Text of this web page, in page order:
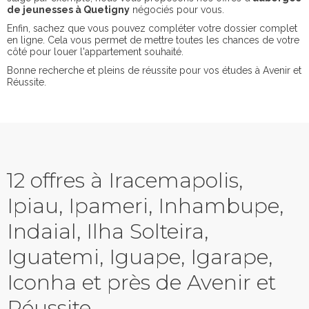
de jeunesses à Quetigny négociés pour vous.
Enfin, sachez que vous pouvez compléter votre dossier complet
en ligne. Cela vous permet de mettre toutes les chances de votre
côté pour louer l'appartement souhaité.
Bonne recherche et pleins de réussite pour vos études à Avenir et
Réussite.
12 offres à Iracemapolis,
Ipiau, Ipameri, Inhambupe,
Indaial, Ilha Solteira,
Iguatemi, Iguape, Igarape,
Iconha et près de Avenir et